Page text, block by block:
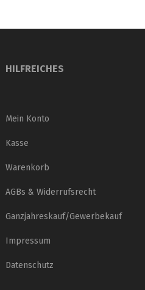
HILFREICHES
Mein Konto
Kasse
Warenkorb
AGBs & Widerrufsrecht
Ganzjahreskauf/Gewerbekauf
Impressum
Datenschutz